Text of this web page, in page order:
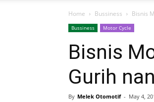
Home Bussiness Bisnis
Bussiness Motor Cycle
Bisnis
Gurih
By Melek Otomotif - May 4,